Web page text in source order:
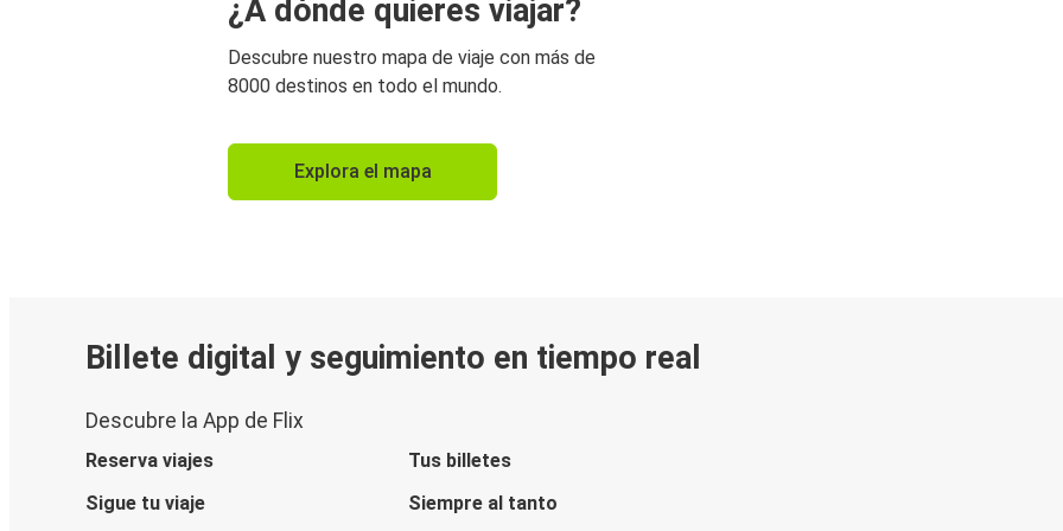
¿A dónde quieres viajar?
Descubre nuestro mapa de viaje con más de
8000 destinos en todo el mundo.
Explora el mapa
Billete digital y seguimiento en tiempo real
Descubre la App de Flix
Reserva viajes
Tus billetes
Sigue tu viaje
Siempre al tanto